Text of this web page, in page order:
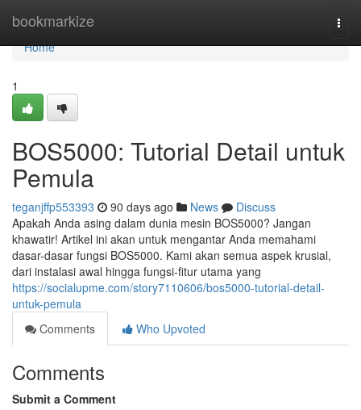
bookmarkize
Home
Home
1
BOS5000: Tutorial Detail untuk
Pemula
teganjffp553393 90 days ago News
Discuss
Apakah Anda asing dalam dunia mesin BOS5000? Jangan
khawatir! Artikel ini akan untuk mengantar Anda memahami
dasar-dasar fungsi BOS5000. Kami akan semua aspek krusial,
dari instalasi awal hingga fungsi-fitur utama yang
https://socialupme.com/story7110606/bos5000-tutorial-detail-
untuk-pemula
Comments
Who Upvoted
Comments
Submit a Comment